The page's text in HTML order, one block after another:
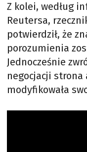
Z kolei, według
Reutersa,
potwierdził, że
porozumienia
Jednocześnie
negocjacji
modyfikowała